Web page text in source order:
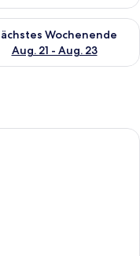
Aug. 14
Wochenende
Aug. 21 - Aug. 23
die Verfügbarkeit
mit einem Bett,